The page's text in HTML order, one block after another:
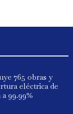
765 obras y
eléctrica de
99.99%